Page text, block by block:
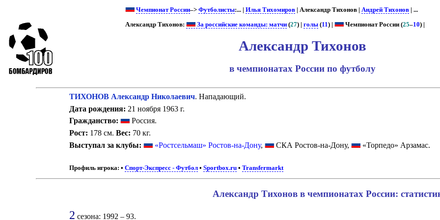
Чемпионат России–>Футболисты:... |Илья Тихомиров | Александр Тихонов |Андрей Тихонов | ...
Александр Тихонов: За российские команды: матчи (27) |голы (11) | Чемпионат России (25–10) |
Александр Тихонов
в чемпионатах России по футболу
ТИХОНОВ Александр Николаевич. Нападающий.
Дата рождения: 21 ноября 1963 г.
Гражданство:
Россия.
Рост: 178 см. Вес: 70 кг.
Выступал за клубы:
«Ростсельмаш» Ростов-на-Дону, СКА Ростов-на-Дону, «Торпедо» Арзамас.
Профиль игрока: • Спорт-Экспресс - Футбол• Sportbox.ru• Transfermarkt
Александр Тихонов в чемпионатах России:
2 сезона: 1992 – 93.